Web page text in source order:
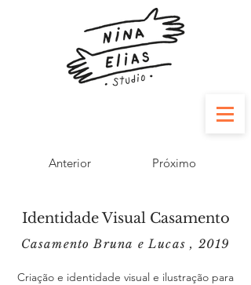
Anterior Próximo
Identidade Visual Casamento
Casamento Bruna e Lucas , 2019
Criação e identidade visual e ilustração para